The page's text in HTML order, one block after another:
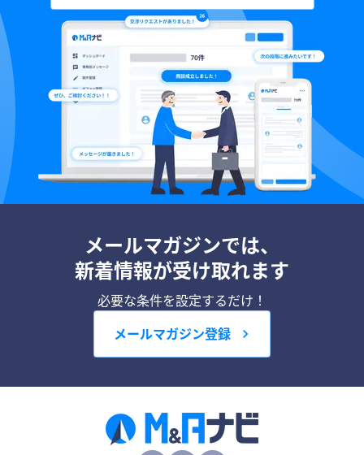
メールマガジンでは、
新着情報が受け取れます
必要な条件を設定するだけ！
メールマガジン登録